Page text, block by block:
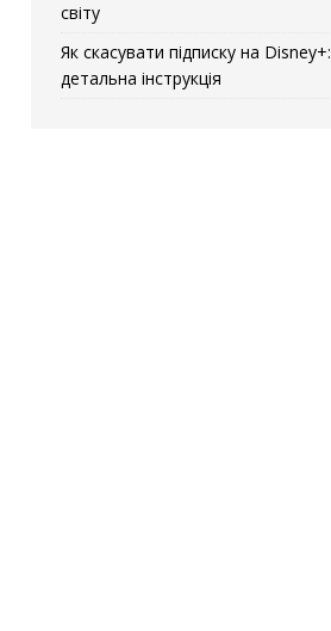
світу
Як скасувати підписку на Disney+:
детальна інструкція